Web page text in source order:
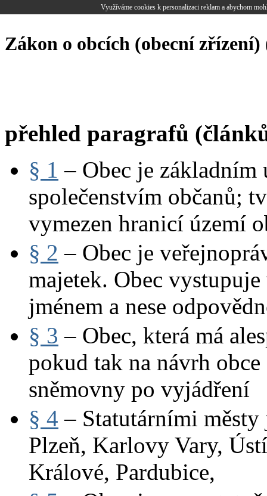
Využíváme cookies k personalizaci reklam a abychom
Zákon o obcích (obecní zřízení)
přehled paragrafů
§ 1 – Obec je základním
společenstvím občanů;
vymezen hranicí území
§ 2 – Obec je
majetek. Obec
jménem a nese
§ 3 – Obec, která má
pokud tak na návrh obce
sněmovny po vyjádření
§ 4 – Statutárními
Plzeň, Karlovy Vary,
Králové, Pardubice,